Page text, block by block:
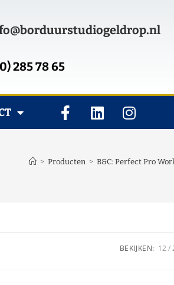
285 78 65
> Producten > B&C: Perfect Pro
BEKIJKEN: 12